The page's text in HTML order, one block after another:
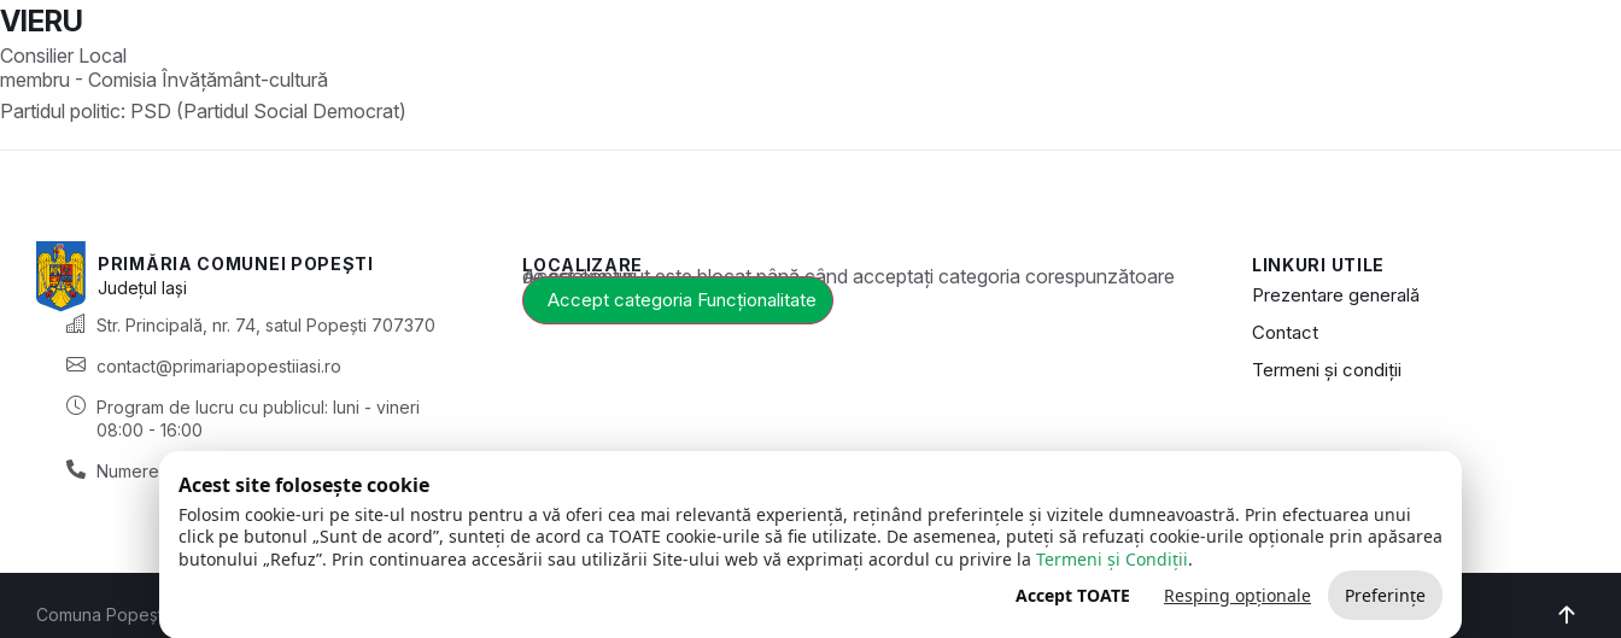
VIERU
Consilier Local
membru - Comisia Învățământ-cultură
Partidul politic: PSD (Partidul Social Democrat)
PRIMĂRIA COMUNEI POPEȘTI
JudețulIași
Str. Principală, nr. 74, satul Popești 707370
contact@primariapopestiiasi.ro
Program de lucru cu publicul: luni - vineri
08:00 - 16:00
Numere de telefon compartimente
LOCALIZARE
Acest conținut este blocat până când acceptați categoria corespunzătoare de cookie-uri.
Accept categoria Funcționalitate
LINKURI UTILE
Prezentare generală
Contact
Termeni și condiții
Comuna Popești | județul Iași Big Media Relații Publice SRL
Acest site folosește cookie
Folosim cookie-uri pe site-ul nostru pentru a vă oferi cea mai relevantă experiență, reținând preferințele și vizitele dumneavoastră. Prin efectuarea unui
click pe butonul „Sunt de acord”, sunteți de acord ca TOATE cookie-urile să fie utilizate. De asemenea, puteți să refuzați cookie-urile opționale prin apăsarea
butonului „Refuz”. Prin continuarea accesării sau utilizării Site-ului web vă exprimați acordul cu privire la Termeni și Condiții.
Accept TOATE
Resping opționale Preferințe